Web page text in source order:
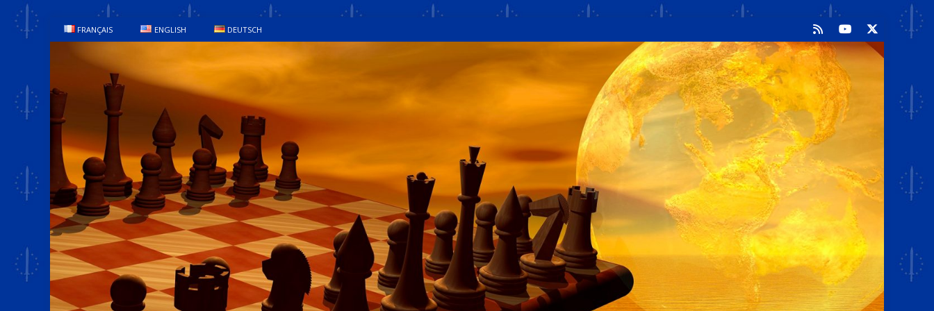
FRANÇAIS ENGLISH DEUTSCH